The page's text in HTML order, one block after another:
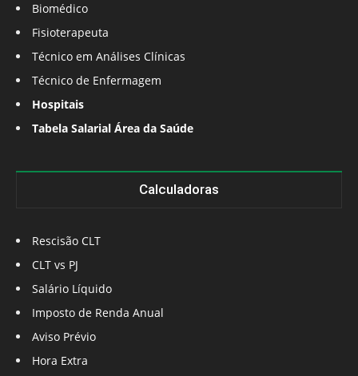
Biomédico
Fisioterapeuta
Técnico em Análises Clínicas
Técnico de Enfermagem
Hospitais
Tabela Salarial Área da Saúde
Calculadoras
Rescisão CLT
CLT vs PJ
Salário Líquido
Imposto de Renda Anual
Aviso Prévio
Hora Extra